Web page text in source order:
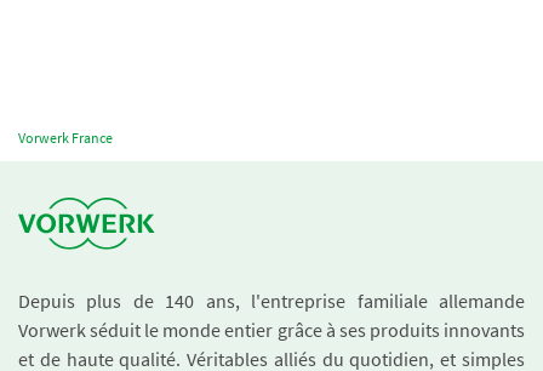
Vorwerk France
Depuis plus de 140 ans, l'entreprise familiale allemande
Vorwerk séduit le monde entier grâce à ses produits innovants
et de haute qualité. Véritables alliés du quotidien, et simples